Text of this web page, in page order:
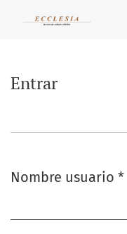
Entrar
Nombre usuario *